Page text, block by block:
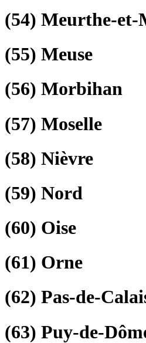
(54) Meurthe-et-
(55) Meuse
(56) Morbihan
(57) Moselle
(58) Nièvre
(59) Nord
(60) Oise
(61) Orne
(62) Pas-de-
(63) Puy-de-